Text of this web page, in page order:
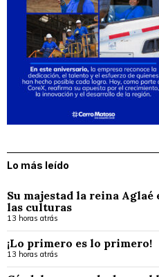
Lo más leído
Su majestad la reina
las culturas
13 horas atrás
¡Lo primero es lo primero!
13 horas atrás